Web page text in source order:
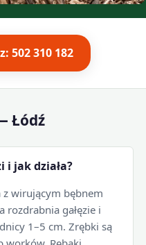
502 310 182
Łódź
i jak działa?
z wirującym bębnem
rozdrabnia gałęzie i
1–5 cm. Zrębki są